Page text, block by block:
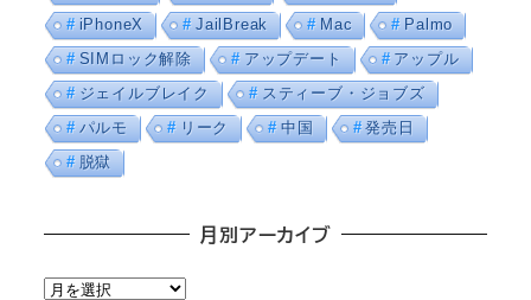
iPhoneX
JailBreak Mac
Palmo
SIMロック解除
アップデート
アップル
ジェイルブレイク
スティーブ・ジョブズ
パルモ
リーク 中国
発売日
脱獄
月別アーカイブ
月